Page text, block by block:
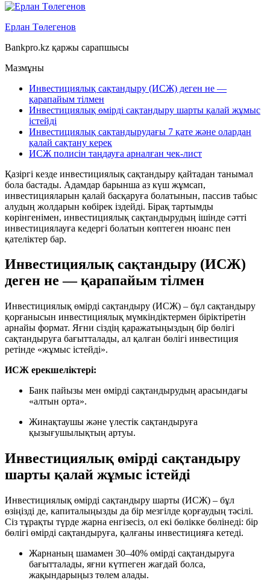
Ерлан Төлегенов
Bankpro.kz қаржы сарапшысы
Мазмұны
Инвестициялық сақтандыру (ИСЖ) деген не —
қарапайым тілмен
Инвестициялық өмірді сақтандыру шарты қалай жұмыс
істейді
Инвестициялық сақтандырудағы 7 қате және олардан
қалай сақтану керек
ИСЖ полисін таңдауға арналған чек-лист
Қазіргі кезде инвестициялық сақтандыру қайтадан танымал
бола бастады. Адамдар барынша аз күш жұмсап,
инвестицияларын қалай басқаруға болатынын, пассив табыс
алудың жолдарын көбірек іздейді. Бірақ тартымды
көрінгенімен, инвестициялық сақтандырудың ішінде сәтті
инвестициялауға кедергі болатын көптеген нюанс пен
қателіктер бар.
Инвестициялық сақтандыру (ИСЖ)
деген не — қарапайым тілмен
Инвестициялық өмірді сақтандыру (ИСЖ) – бұл сақтандыру
қорғанысын инвестициялық мүмкіндіктермен біріктіретін
арнайы формат. Яғни сіздің қаражатыңыздың бір бөлігі
сақтандыруға бағытталады, ал қалған бөлігі инвестиция
ретінде «жұмыс істейді».
ИСЖ ерекшеліктері:
Банк пайызы мен өмірді сақтандырудың арасындағы
«алтын орта».
Жинақтаушы және үлестік сақтандыруға
қызығушылықтың артуы.
Инвестициялық өмірді сақтандыру
шарты қалай жұмыс істейді
Инвестициялық өмірді сақтандыру шарты (ИСЖ) – бұл
өзіңізді де, капиталыңызды да бір мезгілде қорғаудың тәсілі.
Сіз тұрақты түрде жарна енгізесіз, ол екі бөлікке бөлінеді: бір
бөлігі өмірді сақтандыруға, қалғаны инвестицияға кетеді.
Жарнаның шамамен 30–40% өмірді сақтандыруға
бағытталады, яғни күтпеген жағдай болса,
жақындарыңыз төлем алады.